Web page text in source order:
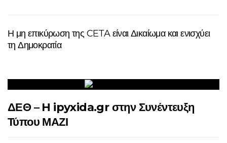
Η μη επικύρωση της CETA είναι Δικαίωμα και ενισχύει
τη Δημοκρατία
ΔΕΘ – H ipyxida.gr στην Συνέντευξη
Τύπου ΜΑΖΙ